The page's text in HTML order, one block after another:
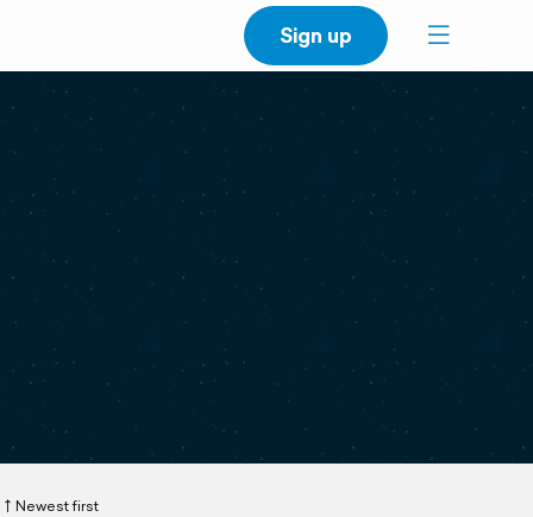
Sign up
Newest first